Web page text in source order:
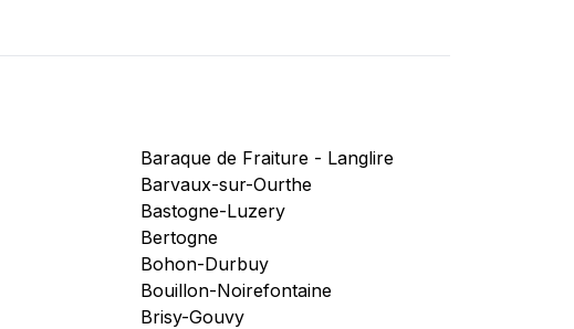
Baraque de Fraiture - Langlire
Barvaux-sur-Ourthe
Bastogne-Luzery
Bertogne
Bohon-Durbuy
Bouillon-Noirefontaine
Brisy-Gouvy